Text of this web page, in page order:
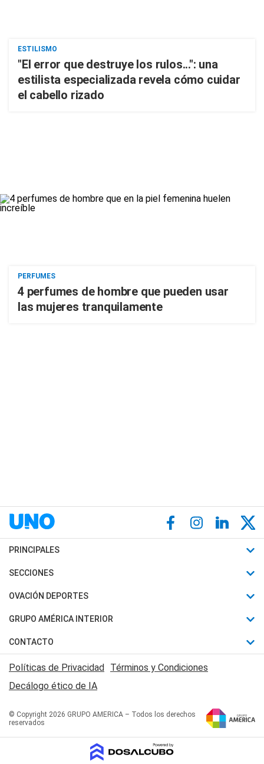
ESTILISMO
"El error que destruye los rulos...": una
estilista especializada revela cómo cuidar
el cabello rizado
PERFUMES
4 perfumes de hombre que pueden usar
las mujeres tranquilamente
PRINCIPALES
Últimas Noticias
Política
Judiciales
Economia
SECCIONES
Horóscopo
Motores
Trucos caseros
Series y Películas
Edictos y Solicitadas
OVACIÓN DEPORTES
Fútbol
Mundial
Automovilismo
Rugby
Básquet
GRUPO AMÉRICA INTERIOR
Canal 7 en Vivo
San Juan 8
CONTACTO
Acerca de Nosotros
Contactanos
Políticas de Privacidad Términos y Condiciones
Decálogo ético de IA
© Copyright 2026 GRUPO AMERICA – Todos los derechos
reservados